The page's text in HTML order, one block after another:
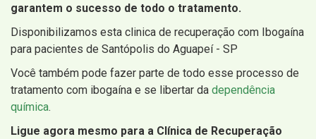
garantem o sucesso de todo o tratamento.
Disponibilizamos esta clinica de recuperação com Ibogaína
para pacientes de Santópolis do Aguapeí - SP
Você também pode fazer parte de todo esse processo de
tratamento com ibogaína e se libertar da dependência
química.
Ligue agora mesmo para a Clínica de Recuperação